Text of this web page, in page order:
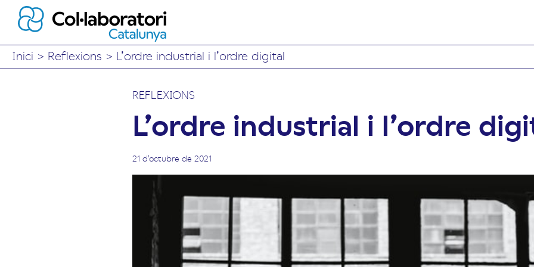
Inici > Reflexions > L’ordre industrial i l’ordre digital
REFLEXIONS
L’ordre industrial i l’ordre
21 d'octubre de 2021